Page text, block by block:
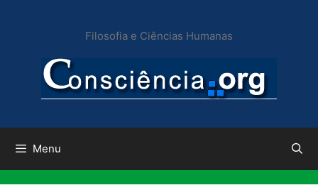
conteúdo
Filosofia e Ciências Humanas
Menu